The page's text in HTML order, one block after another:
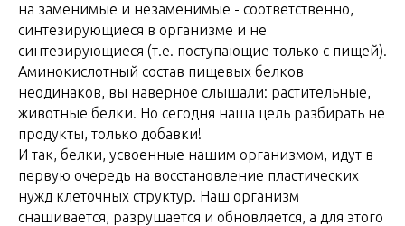
на заменимые и незаменимые - соответственно,
синтезирующиеся в организме и не
синтезирующиеся (т.е. поступающие только с пищей).
Аминокислотный состав пищевых белков
неодинаков, вы наверное слышали: растительные,
животные белки. Но сегодня наша цель разбирать не
продукты, только добавки!
И так, белки, усвоенные нашим организмом, идут в
первую очередь на восстановление пластических
нужд клеточных структур. Наш организм
снашивается, разрушается и обновляется, а для этого